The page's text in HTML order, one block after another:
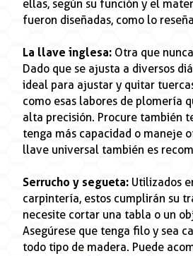
ellas, según su función y el
fueron diseñadas, como lo
La llave inglesa: Otra que
Dado que se ajusta a diversos
ideal para ajustar y quitar
como esas labores de plomería
alta precisión. Procure también
tenga más capacidad o maneje
llave universal también es
Serrucho y segueta: Utilizados
carpintería, estos cumplirán su
necesite cortar una tabla o un
Asegúrese que tenga filo y sea
todo tipo de madera. Puede